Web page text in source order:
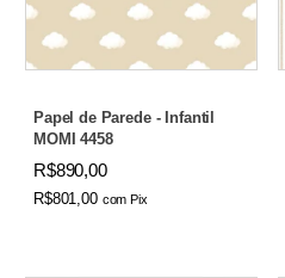
Papel de Parede - Infantil
MOMI 4458
R$890,00
R$801,00 com Pix